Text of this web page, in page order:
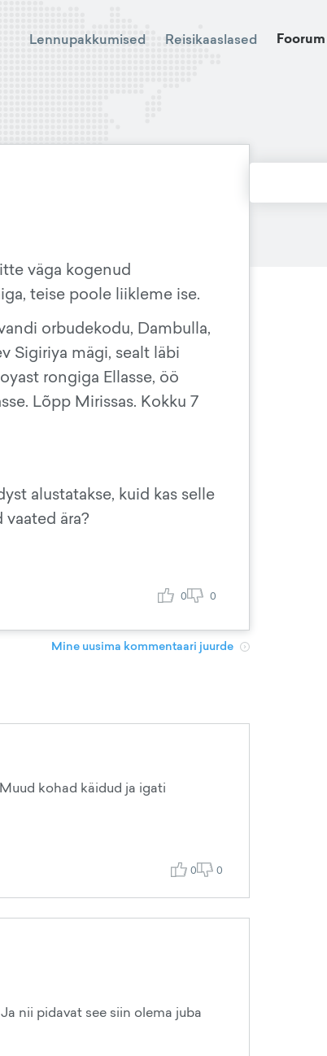
Lennupakkumised Reisikaaslased Foorum
väga kogenud
teise poole liikleme ise.
orbudekodu, Dambulla,
Sigiriya mägi, sealt läbi
rongiga Ellasse, öö
Lõpp Mirissas. Kokku 7
alustatakse, kuid kas selle
ära?
0 0
Mine uusima kommentaari juurde
kohad käidud ja igati
0 0
nii pidavat see siin olema juba